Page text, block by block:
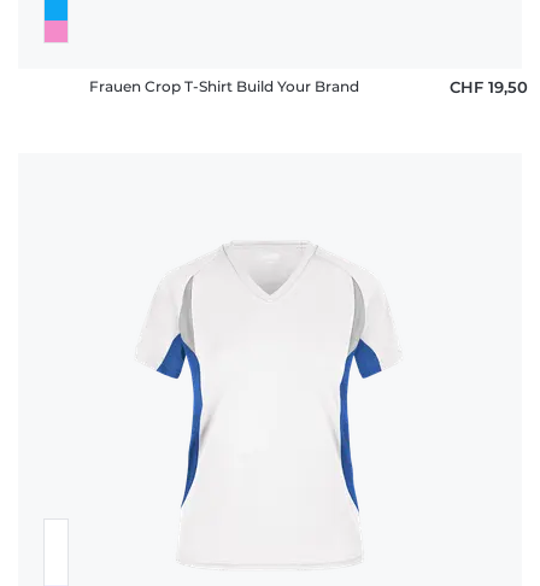
Frauen Crop T-Shirt Build Your Brand CHF 19,50